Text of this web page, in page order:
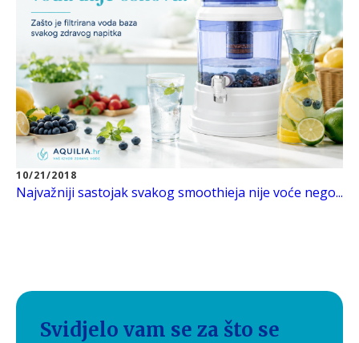
10/21/2018
Najvažniji sastojak svakog smoothieja nije voće nego...
Svidjelo vam se za što se